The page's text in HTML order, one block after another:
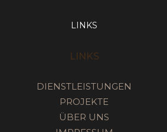
LINKS
LINKS
DIENSTLEISTUNGEN
PROJEKTE
ÜBER UNS